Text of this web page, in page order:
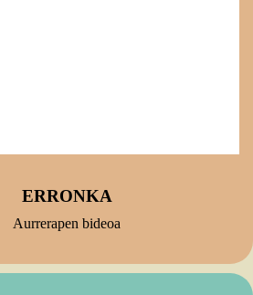
ERRONKA
Aurrerapen bideoa